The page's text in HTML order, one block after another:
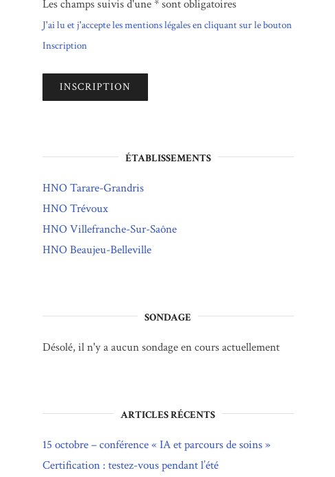
Les champs suivis d'une * sont obligatoires
J'ai lu et j'accepte les mentions légales en cliquant sur le bouton
Inscription
ÉTABLISSEMENTS
HNO Tarare-Grandris
HNO Trévoux
HNO Villefranche-Sur-Saône
HNO Beaujeu-Belleville
SONDAGE
Désolé, il n'y a aucun sondage en cours actuellement
ARTICLES RÉCENTS
15 octobre – conférence « IA et parcours de soins »
Certification : testez-vous pendant l’été